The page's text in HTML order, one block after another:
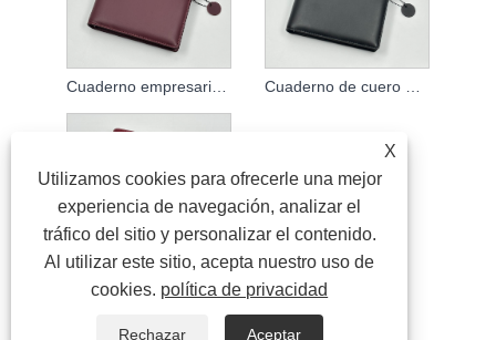
Cuaderno de cuero genuino
X
Utilizamos cookies para ofrecerle una mejor
experiencia de navegación, analizar el
tráfico del sitio y personalizar el contenido.
Al utilizar este sitio, acepta nuestro uso de
cookies. política de privacidad
Rechazar Aceptar